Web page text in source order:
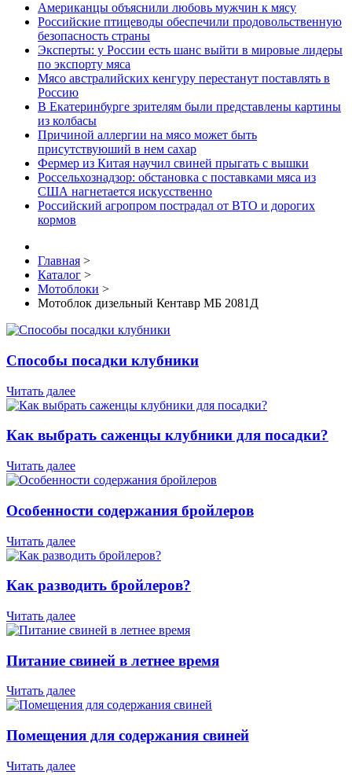
Американцы объяснили любовь мужчин к мясу
Российские птицеводы обеспечили продовольственную
безопасность страны
Эксперты: у России есть шанс выйти в мировые лидеры
по экспорту мяса
Мясо австралийских кенгуру перестанут поставлять в
Россию
В Екатеринбурге зрителям были представлены картины
из колбасы
Причиной аллергии на мясо может быть
присутствуюший в нем сахар
Фермер из Китая научил свиней прыгать с вышки
Россельхознадзор: обстановка с поставками мяса из
США нагнетается искусственно
Российский агропром пострадал от ВТО и дорогих
кормов
Главная >
Каталог >
Мотоблоки >
Мотоблок дизельный Кентавр МБ 2081Д
Способы посадки клубники
Читать далее
Как выбрать саженцы клубники для посадки?
Читать далее
Особенности содержания бройлеров
Читать далее
Как разводить бройлеров?
Читать далее
Питание свиней в летнее время
Читать далее
Помещения для содержания свиней
Читать далее